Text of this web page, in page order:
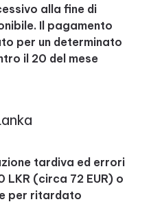
alla fine di
Il pagamento
per un determinato
il 20 del mese
tardiva ed errori
(circa 72 EUR) o
per ritardato